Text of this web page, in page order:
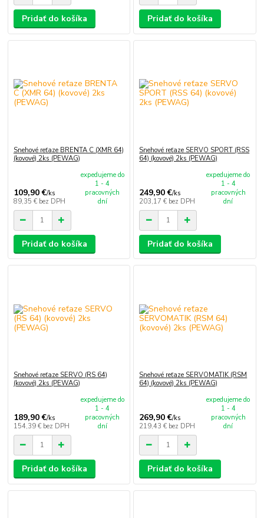
Pridať do košíka Pridať do košíka
Snehové reťaze BRENTA C (XMR 64)
(kovové) 2ks (PEWAG)
109,90 €/ks
89,35 € bez DPH
expedujeme do
1 - 4
pracovných
dní
Pridať do košíka
Snehové reťaze SERVO SPORT (RSS
64) (kovové) 2ks (PEWAG)
249,90 €/ks
203,17 € bez DPH
expedujeme do
1 - 4
pracovných
dní
Pridať do košíka
Snehové reťaze SERVO (RS 64)
(kovové) 2ks (PEWAG)
189,90 €/ks
154,39 € bez DPH
expedujeme do
1 - 4
pracovných
dní
Pridať do košíka
Snehové reťaze SERVOMATIK (RSM
64) (kovové) 2ks (PEWAG)
269,90 €/ks
219,43 € bez DPH
expedujeme do
1 - 4
pracovných
dní
Pridať do košíka